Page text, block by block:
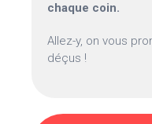
chaque coin.
Allez-y, on vous
déçus !